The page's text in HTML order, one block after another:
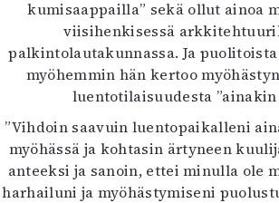
kumisaappailla” sekä ollut ainoa
viisihenkisessä
palkintolautakunnassa. Ja
myöhemmin hän kertoo
luentotilaisuudesta ”ainakin
”Vihdoin saavuin luentopaikalleni
myöhässä ja kohtasin ärtyneen
anteeksi ja sanoin, ettei minulla ole
harhailuni ja myöhästymiseni